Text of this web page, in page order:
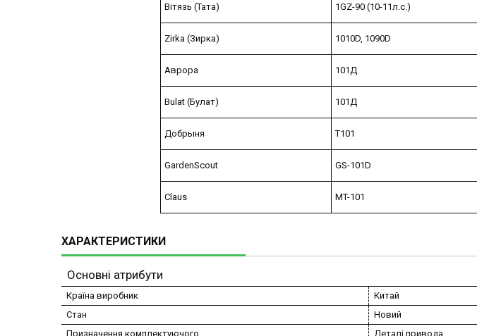
Вітязь (Тата) 1GZ-90 (10-11л.с.)
Zirka (Зирка) 1010D, 1090D
Аврора 101Д
Bulat (Булат) 101Д
Добрыня T101
GardenScout GS-101D
Claus MT-101
ХАРАКТЕРИСТИКИ
Основні атрибути
Країна виробник
Китай
Стан
Новий
Призначення комплектуючого
Деталі привода